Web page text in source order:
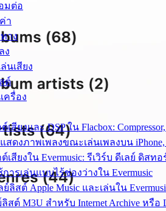
มต่อ
า
าง
ง
นเสียง
ต์
ครื่อง
สียงและ DSP ใน Flacbox:
สดงภาพเพลงขณะเล่นเพลงบน iPhone,
เสียงใน Evermusic: รีเวิร์บ ดีเลย์ ดิ
ารเล่นแบบไร้ช่องว่างใน Evermusic
ลิสต์ Apple Music และเล่นใน
สต์ M3U สำหรับ Internet Archive หรือ